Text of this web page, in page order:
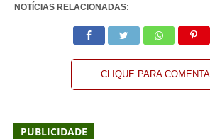
NOTÍCIAS RELACIONADAS:
CLIQUE PARA
PUBLICIDADE